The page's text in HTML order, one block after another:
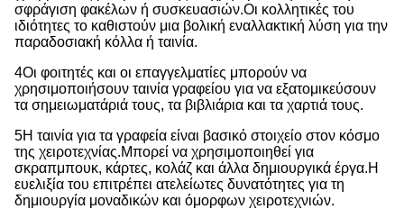
σφράγιση φακέλων ή συσκευασιών.Οι κολλητικές του
ιδιότητες το καθιστούν μια βολική εναλλακτική λύση για την
παραδοσιακή κόλλα ή ταινία.
4Οι φοιτητές και οι επαγγελματίες μπορούν να
χρησιμοποιήσουν ταινία γραφείου για να εξατομικεύσουν
τα σημειωματάριά τους, τα βιβλιάρια και τα χαρτιά τους.
5Η ταινία για τα γραφεία είναι βασικό στοιχείο στον κόσμο
της χειροτεχνίας.Μπορεί να χρησιμοποιηθεί για
σκραπμπουκ, κάρτες, κολάζ και άλλα δημιουργικά έργα.Η
ευελιξία του επιτρέπει ατελείωτες δυνατότητες για τη
δημιουργία μοναδικών και όμορφων χειροτεχνιών.